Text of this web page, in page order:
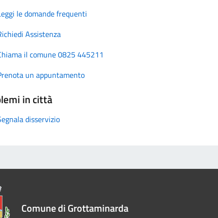
le domande frequenti
Assistenza
il comune 0825 445211
un appuntamento
in città
disservizio
Comune di Grottaminarda